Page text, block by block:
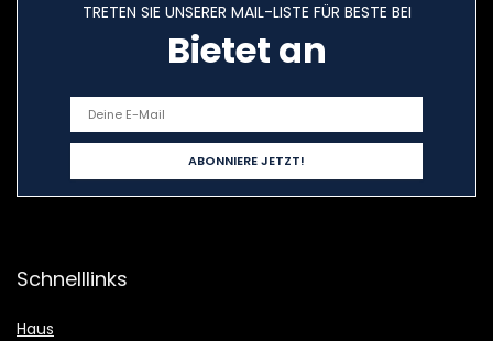
TRETEN SIE UNSERER MAIL-LISTE FÜR BESTE BEI
Bietet an
Schnelllinks
Haus